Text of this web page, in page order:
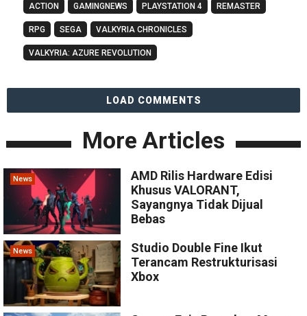
ACTION GAMINGNEWS PLAYSTATION 4 REMASTER
RPG SEGA VALKYRIA CHRONICLES
VALKYRIA: AZURE REVOLUTION
LOAD COMMENTS
More Articles
News
AMD Rilis Hardware Edisi
Khusus VALORANT,
Sayangnya Tidak Dijual
Bebas
News
Studio Double Fine Ikut
Terancam Restrukturisasi
Xbox